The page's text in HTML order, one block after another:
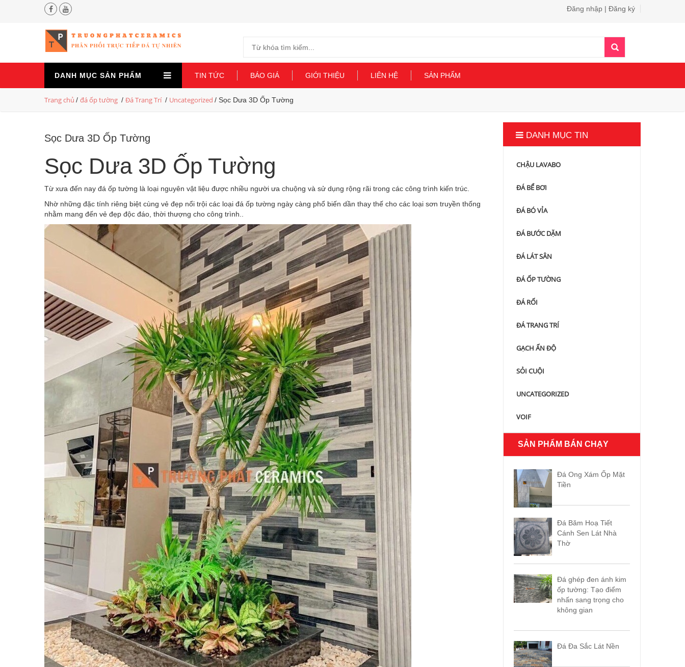
Đăng nhập | Đăng ký
for:
DANH MỤC SẢN PHẨM TIN TỨC BÁO GIÁ GIỚI THIỆU LIÊN HỆ SẢN PHẨM
Trang chủ / đá ốp tường / Đá Trang Trí / Uncategorized / Sọc Dưa 3D Ốp Tường
Sọc Dưa 3D Ốp Tường
Sọc Dưa 3D Ốp Tường
Từ xưa đến nay đá ốp tường là loại nguyên vật liệu được nhiều người ưa chuộng và sử dụng rộng rãi trong các công trình kiến trúc.
Nhờ những đặc tính riêng biệt cùng vẻ đẹp nổi trội các loại đá ốp tường ngày càng phổ biến dần thay thế cho các loại sơn truyền thống
nhằm mang đến vẻ đẹp độc đáo, thời thượng cho công trình..
DANH MỤC TIN
CHẬU LAVABO
ĐÁ BỂ BƠI
ĐÁ BÓ VỈA
ĐÁ BƯỚC DẶM
ĐÁ LÁT SÂN
ĐÁ ỐP TƯỜNG
ĐÁ RỐI
ĐÁ TRANG TRÍ
GẠCH ẤN ĐỘ
SỎI CUỘI
UNCATEGORIZED
VOIF
SẢN PHẨM BÁN CHẠY
Đá Ong Xám Ốp Mặt
Tiền
Đá Băm Hoạ Tiết
Cánh Sen Lát Nhà
Thờ
Đá ghép đen ánh kim
ốp tường: Tạo điểm
nhấn sang trọng cho
không gian
Đá Đa Sắc Lát Nền